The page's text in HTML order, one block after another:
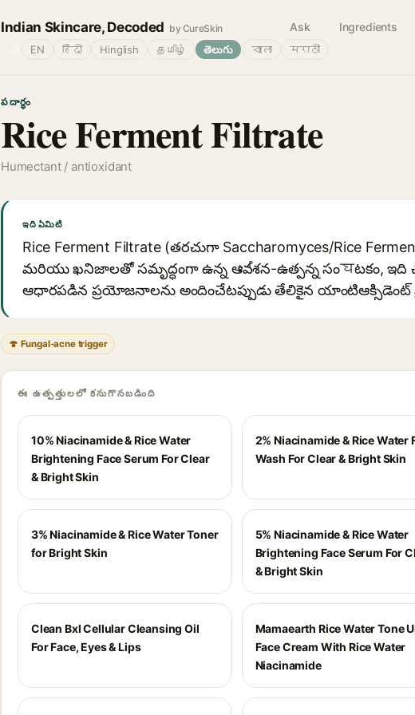
Indian Skincare, Decoded by CureSkin Ask Ingredients
EN हिंदी Hinglish தமிழ் తెలుగు বাংলা मराठी
పదార్థం
Rice Ferment Filtrate
Humectant / antioxidant
ఇది ఏమిటి
Rice Ferment Filtrate (తరచుగా Saccharomyces/Rice
మరియు ఖనిజాలతో సమృద్ధంగా ఉన్న ఆవේశన-ఉత్పన్న సంघటకం, ఇది
ఆధారపడిన ప్రయోజనాలను అందించేటప్పుడు తేలికైన యాంటిఆక్సిడెంట్
🍄 Fungal-acne trigger
ఈ ఉత్పత్తులలో కనుగొనబడింది
10% Niacinamide & Rice Water
Brightening Face Serum For Clear
& Bright Skin
2% Niacinamide & Rice Water
Wash For Clear & Bright Skin
3% Niacinamide & Rice Water Toner
for Bright Skin
5% Niacinamide & Rice Water
Brightening Face Serum For
& Bright Skin
Clean Bxl Cellular Cleansing Oil
For Face, Eyes & Lips
Mamaearth Rice Water Tone
Face Cream With Rice Water
Niacinamide